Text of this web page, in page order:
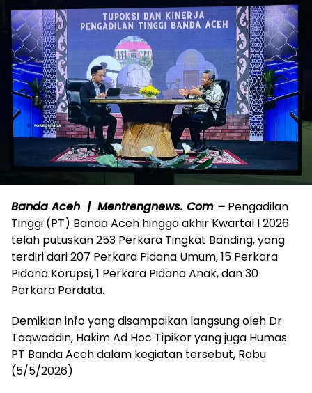
Banda Aceh | Mentrengnews. Com – Pengadilan
Tinggi (PT) Banda Aceh hingga akhir Kwartal I 2026
telah putuskan 253 Perkara Tingkat Banding, yang
terdiri dari 207 Perkara Pidana Umum, 15 Perkara
Pidana Korupsi, 1 Perkara Pidana Anak, dan 30
Perkara Perdata.
Demikian info yang disampaikan langsung oleh Dr
Taqwaddin, Hakim Ad Hoc Tipikor yang juga Humas
PT Banda Aceh dalam kegiatan tersebut, Rabu
(5/5/2026)